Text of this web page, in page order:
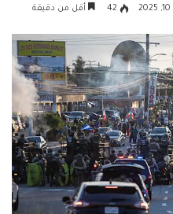
42 أقل من دقيقة